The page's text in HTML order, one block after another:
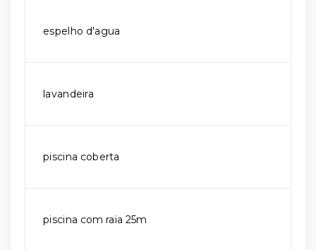
espelho d'agua
lavandeira
piscina coberta
piscina com raia 25m